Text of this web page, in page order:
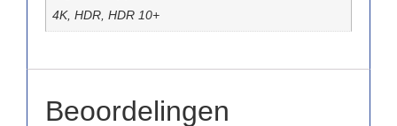
4K, HDR, HDR 10+
Beoordelingen